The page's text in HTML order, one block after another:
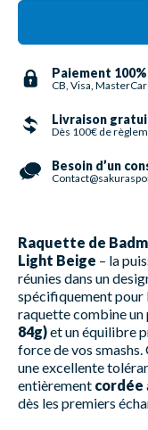
Paiement
CB, Visa,
Livraison
Dès 100€ de
Besoin d’un
Raquette de
Light Beige – la
réunies dans un
spécifiquement pour
raquette combine
84g)et un équilibre
force de vos smashs.
une excellente
entièrement cordée
dès les premiers